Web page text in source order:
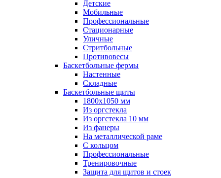
Детские
Мобильные
Профессиональные
Стационарные
Уличные
Стритбольные
Противовесы
Баскетбольные фермы
Настенные
Складные
Баскетбольные щиты
1800х1050 мм
Из оргстекла
Из оргстекла 10 мм
Из фанеры
На металлической раме
С кольцом
Профессиональные
Тренировочные
Защита для щитов и стоек